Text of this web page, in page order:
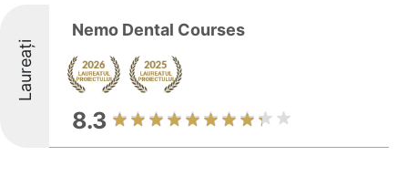
Laureați
Nemo Dental Courses
8.3